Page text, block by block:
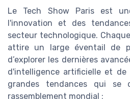
Le Tech Show Paris est
l'innovation et des
secteur technologique.
attire un large éventail de
d’explorer les dernières
d'intelligence artificielle et de
grandes tendances qui se
rassemblement mondial :